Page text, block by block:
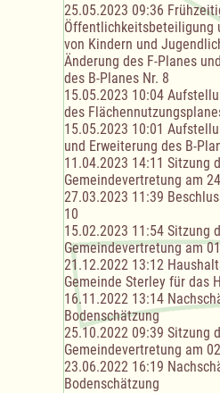
25.05.2023 09:36
Öffentlichkeitsbeteiligung
von Kindern und
Änderung des F-Planes
des B-Planes Nr. 8
15.05.2023 10:04
des
15.05.2023 10:01
und Erweiterung des B-
11.04.2023 14:11 Sitzung
Gemeindevertretung am
27.03.2023 11:39
10
15.02.2023 11:54 Sitzung
Gemeindevertretung am
21.12.2022 13:12
Gemeinde Sterley für das
16.11.2022 13:14
Bodenschätzung
25.10.2022 09:39 Sitzung
Gemeindevertretung am
23.06.2022 16:19
Bodenschätzung